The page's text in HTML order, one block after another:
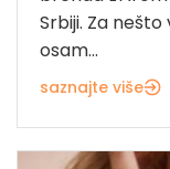
Srbiji. Za
osam...
saznajte više